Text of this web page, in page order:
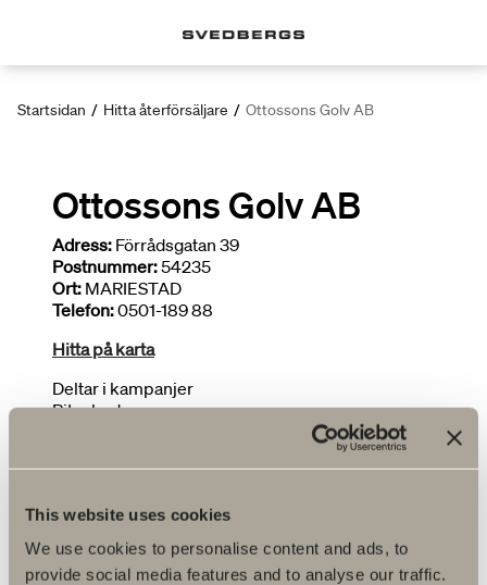
This website uses cookies
We use cookies to personalise content and ads, to
provide social media features and to analyse our traffic.
Startsidan / Hitta återförsäljare / Ottossons Golv AB
Ottossons Golv AB
Adress: Förrådsgatan 39
Postnummer:54235
Ort: MARIESTAD
Telefon:0501-189 88
Hitta på karta
Deltar i kampanjer
Ritar badrum